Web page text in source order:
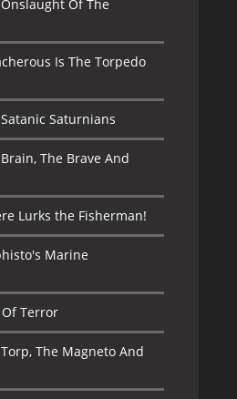
Of The
Is The Torpedo
Saturnians
The Brave And
Lurks the Fisherman!
Marine
Terror
The Magneto And